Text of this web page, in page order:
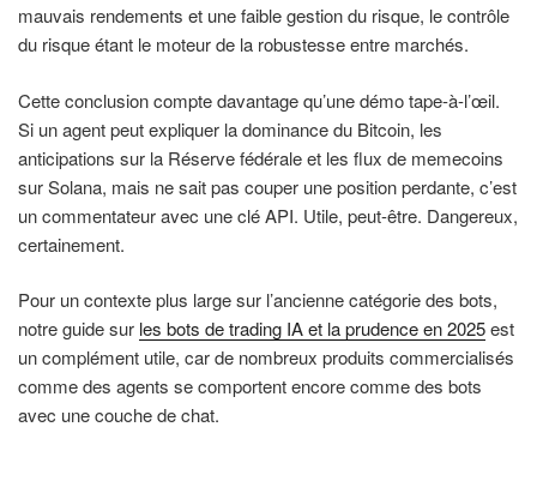
mauvais rendements et une faible gestion du risque, le contrôle
du risque étant le moteur de la robustesse entre marchés.
Cette conclusion compte davantage qu’une démo tape-à-l’œil.
Si un agent peut expliquer la dominance du Bitcoin, les
anticipations sur la Réserve fédérale et les flux de memecoins
sur Solana, mais ne sait pas couper une position perdante, c’est
un commentateur avec une clé API. Utile, peut-être. Dangereux,
certainement.
Pour un contexte plus large sur l’ancienne catégorie des bots,
notre guide sur les bots de trading IA et la prudence en 2025est
un complément utile, car de nombreux produits commercialisés
comme des agents se comportent encore comme des bots
avec une couche de chat.